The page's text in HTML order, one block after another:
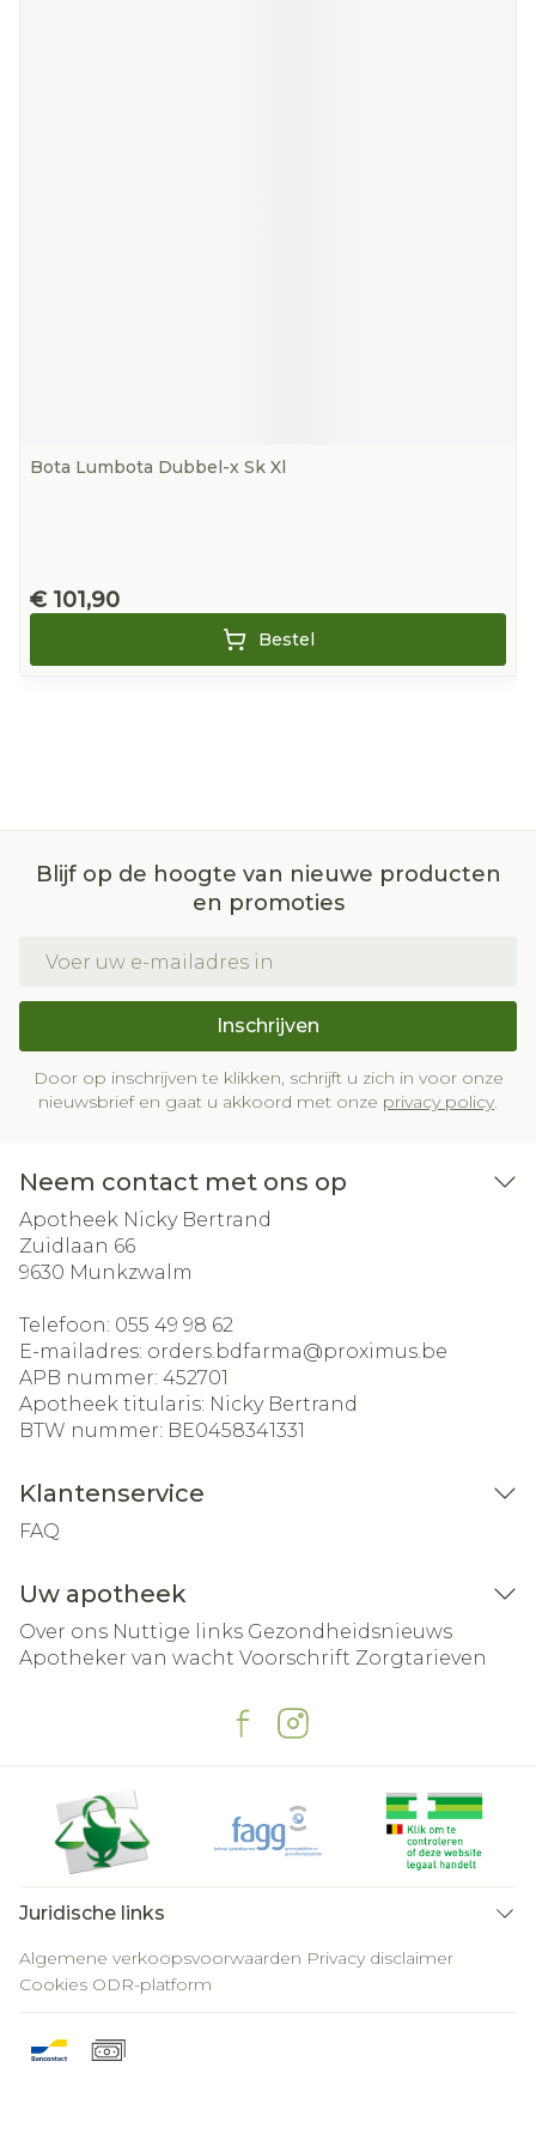
Bota Lumbota Dubbel-x Sk Xl
€ 101,90
Bestel
Blijf op de hoogte van nieuwe producten
en promoties
Inschrijven
Door op inschrijven te klikken, schrijft u zich in voor onze
nieuwsbrief en gaat u akkoord met onze privacy policy.
Neem contact met ons op
Apotheek Nicky Bertrand
Zuidlaan 66
9630 Munkzwalm
Telefoon: 055 49 98 62
E-mailadres: orders.bdfarma@proximus.be
APB nummer: 452701
Apotheek titularis: Nicky Bertrand
BTW nummer: BE0458341331
Klantenservice
FAQ
Uw apotheek
Over ons Nuttige links Gezondheidsnieuws
Apotheker van wacht Voorschrift Zorgtarieven
Juridische links
Algemene verkoopsvoorwaarden Privacy disclaimer
Cookies ODR-platform